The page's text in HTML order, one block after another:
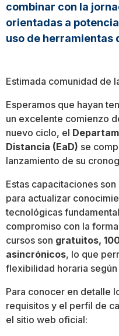
combinar con la
orientadas a
uso de herramientas
Estimada comunidad de
Esperamos que hayan
un excelente comienzo
nuevo ciclo, el
Distancia (EaD) se
lanzamiento de su
Estas capacitaciones
para actualizar
tecnológicas
compromiso con la
cursos son gratuitos,
asincrónicos, lo que
flexibilidad horaria
Para conocer en detalle
requisitos y el perfil de
el sitio web oficial: